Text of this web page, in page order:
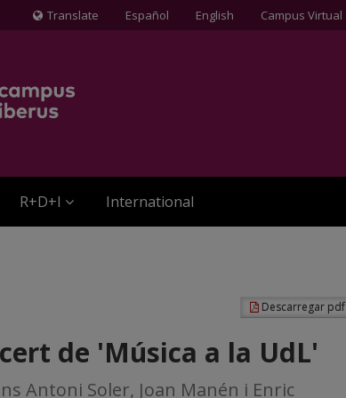
Icona
Translate Español English Campus Virtual
R+D+I International
Descarregar pdf
de 'Música a la UdL'
Antoni Soler, Joan Manén i Enric